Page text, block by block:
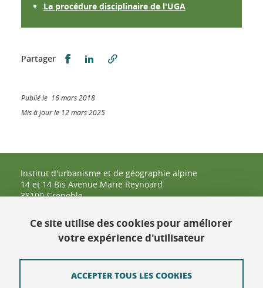
La procédure disciplinaire de l'UGA
Partager Partager sur Facebook
Partager sur LinkedIn
Publié le 16 mars 2018
Mis à jour le 12 mars 2025
Institut d'urbanisme et de géographie alpine
14 et 14 Bis Avenue Marie Reynoard
38100 Grenoble
Ce site utilise des cookies pour améliorer
votre expérience d'utilisateur
ACCEPTER TOUS LES COOKIES